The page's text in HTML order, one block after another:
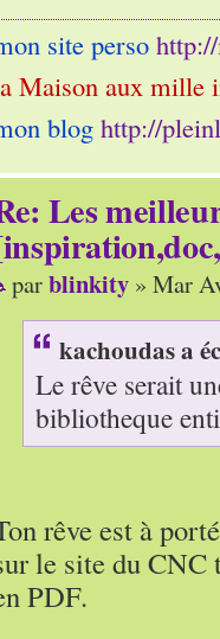
site perso
Maison aux mille
bloghttp://
Les
parblinkity » Mar
kachoudas a
Le rêve serait
bibliotheque
rêve est à
le site du CNC
PDF.